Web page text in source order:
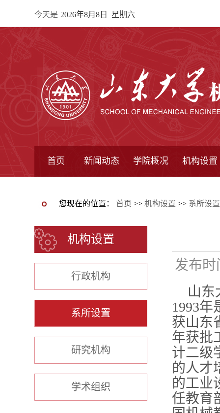
今天是 2026年8月8日 星期六
首页 新闻动态 学院概况 机构设置
您现在的位置： 首页 >> 机构设置 >> 系所设置
机构设置
行政机构
系所设置
研究机构
学术组织
发布
山东
1993年
获山东
年获批
计二级
的人才
的工业
任教育